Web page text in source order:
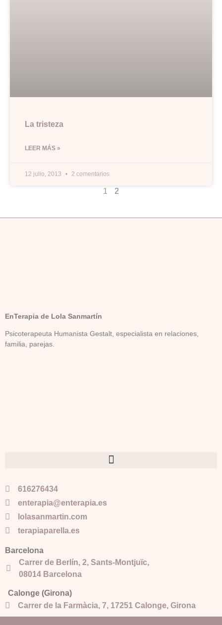
La tristeza
LEER MÁS »
12 julio, 2013 2 comentarios
1 2
EnTerapia de Lola Sanmartín
Psicoterapeuta Humanista Gestalt, especialista en relaciones,
familia, parejas.
616276434
enterapia@enterapia.es
lolasanmartin.com
terapiaparella.es
Barcelona
Carrer de Berlín, 2, Sants-Montjuïc,
08014 Barcelona
Calonge (Girona)
Carrer de la Farmàcia, 7, 17251 Calonge, Girona